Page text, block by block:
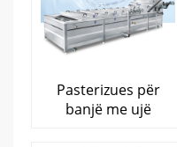
Pasterizues për
banjë me ujë